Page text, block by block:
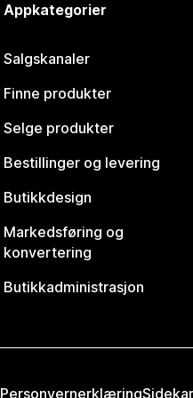
Appkategorier
Salgskanaler
Finne produkter
Selge produkter
Bestillinger og levering
Butikkdesign
Markedsføring og
konvertering
Butikkadministrasjon
Personvernerklæring